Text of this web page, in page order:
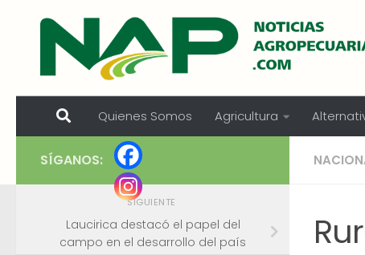
Skip to content
Quienes Somos Agricultura
SÍGANOS:
SIGUIENTE
Laucirica destacó el papel del
campo en el desarrollo del país